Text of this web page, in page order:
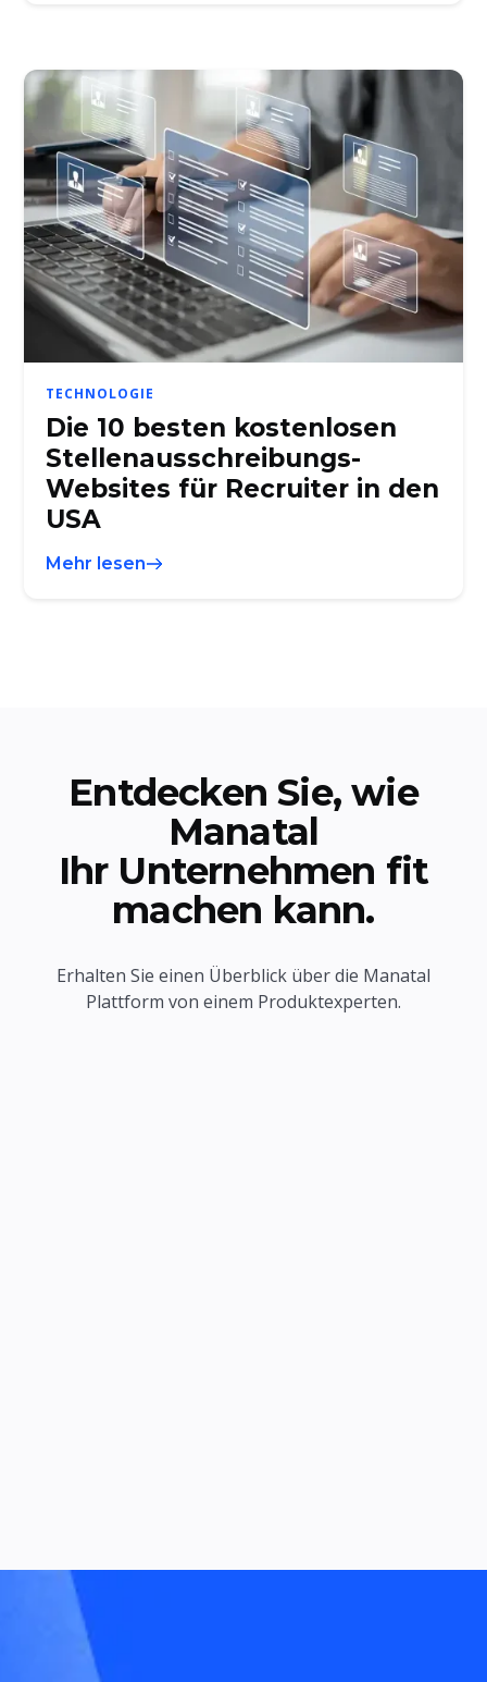
TECHNOLOGIE
Die 10 besten kostenlosen
Stellenausschreibungs-
Websites für Recruiter in den
USA
Mehr lesen
Entdecken Sie, wie
Manatal
Ihr Unternehmen fit
machen kann.
Erhalten Sie einen Überblick über die Manatal
Plattform von einem Produktexperten.